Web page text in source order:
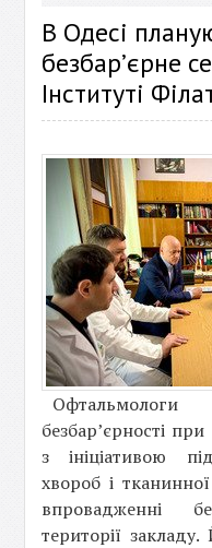
В Одесі
безбар’єрне
Інституті
безбар’єрності
з ініціативою
хвороб і
впровадженні
території